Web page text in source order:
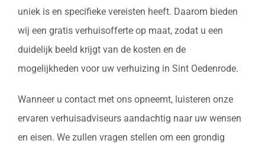
uniek is en specifieke vereisten heeft. Daarom bieden
wij een gratis verhuisofferte op maat, zodat u een
duidelijk beeld krijgt van de kosten en de
mogelijkheden voor uw verhuizing in Sint Oedenrode.
Wanneer u contact met ons opneemt, luisteren onze
ervaren verhuisadviseurs aandachtig naar uw wensen
en eisen. We zullen vragen stellen om een grondig